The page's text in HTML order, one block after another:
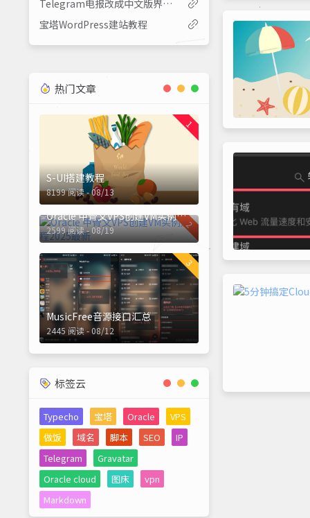
Telegram电报改成中文版界面及汉化教程 简体中文语言包
宝塔WordPress建站教程
热门文章
1
S-UI搭建教程
8199 阅读 - 08/13
2
Oracle 甲骨文VPS创建VM实例流程2025最新
2599 阅读 - 08/19
3
MusicFree音源接口汇总
2445 阅读 - 08/12
标签云
Typecho 宝塔 Oracle
VPS
做饭
域名 脚本 SEO
IP
Telegram
Gravatar
Oracle cloud
图床
vpn
Markdown